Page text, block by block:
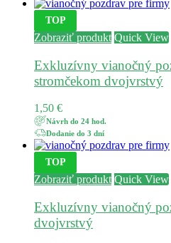
TOP
Zobraziť produkt Quick View
Exkluzívny vianočný
stromčekom dvojvrstvý
1,50 €
Návrh do 24 hod.
Dodanie do 3 dní
TOP
Zobraziť produkt Quick View
Exkluzívny vianočný
dvojvrstvý